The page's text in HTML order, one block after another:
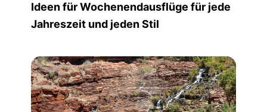
Ideen für Wochenendausflüge für jede
Jahreszeit und jeden Stil